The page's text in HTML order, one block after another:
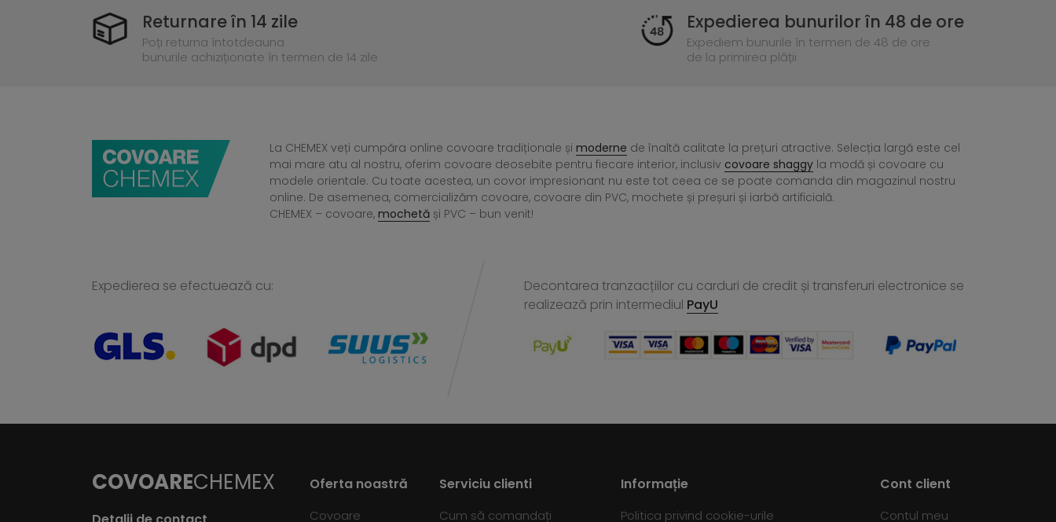
Returnare în 14 zile
Poți returna întotdeauna
bunurile achiziționate în termen de 14 zile
Expedierea bunurilor în 48 de ore
Expediem bunurile în termen de 48 de ore
de la primirea plății
La CHEMEX veți cumpăra online covoare tradiționale și moderne de înaltă calitate la prețuri atractive. Selecția largă este cel
mai mare atu al nostru, oferim covoare deosebite pentru fiecare interior, inclusiv covoare shaggy la modă și covoare cu
modele orientale. Cu toate acestea, un covor impresionant nu este tot ceea ce se poate comanda din magazinul nostru
online. De asemenea, comercializăm covoare, covoare din PVC, mochete și preșuri și iarbă artificială.
CHEMEX – covoare, mochetă și PVC – bun venit!
Expedierea se efectuează cu:
Decontarea tranzacțiilor cu carduri de credit și transferuri electronice se
realizează prin intermediul PayU
COVOARECHEMEX Oferta noastră
Covoare
Serviciu clienti
Cum să comandați
Informație
Politica privind cookie-urile
Cont client
Contul meu